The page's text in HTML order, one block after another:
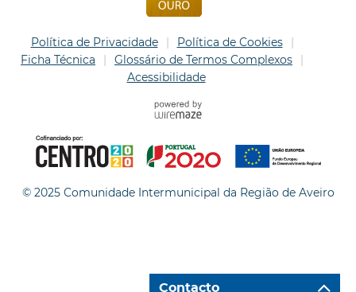
Política de Privacidade
Política de Cookies
Ficha Técnica
Glossário de Termos Complexos
Acessibilidade
© 2025 Comunidade Intermunicipal da Região de Aveiro
Contacto